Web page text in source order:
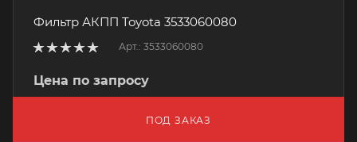
Фильтр АКПП Toyota 3533060080
Арт.: 3533060080
Цена по запросу
ПОД ЗАКАЗ